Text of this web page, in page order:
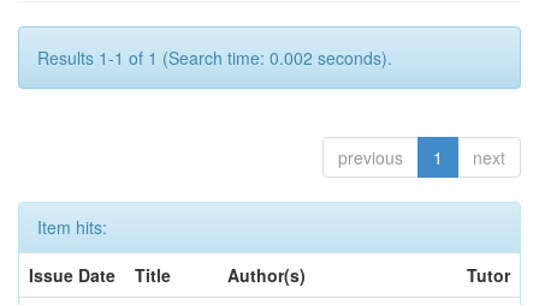
Results 1-1 of 1 (Search time: 0.002 seconds).
previous 1 next
Item hits:
Issue Date
Title Author(s)
Tutor